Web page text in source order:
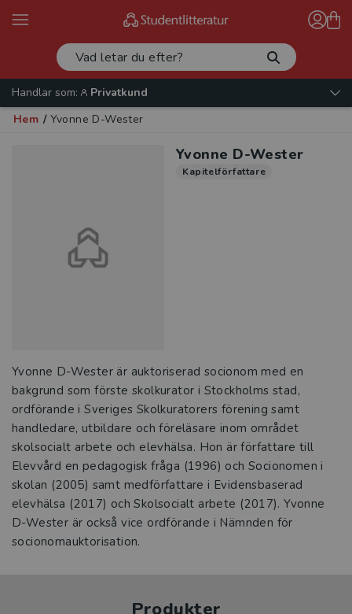
Handlar som:
Privatkund
Hem / Yvonne D-Wester
Yvonne D-Wester
Kapitelförfattare
Yvonne D-Wester är auktoriserad socionom med en
bakgrund som förste skolkurator i Stockholms stad,
ordförande i Sveriges Skolkuratorers förening samt
handledare, utbildare och föreläsare inom området
skolsocialt arbete och elevhälsa. Hon är författare till
Elevvård en pedagogisk fråga (1996) och Socionomen i
skolan (2005) samt medförfattare i Evidensbaserad
elevhälsa (2017) och Skolsocialt arbete (2017). Yvonne
D-Wester är också vice ordförande i Nämnden för
socionomauktorisation.